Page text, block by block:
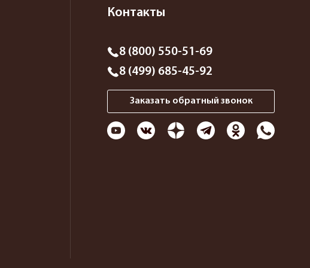
Контакты
8 (800) 550-51-69
8 (499) 685-45-92
Заказать обратный звонок